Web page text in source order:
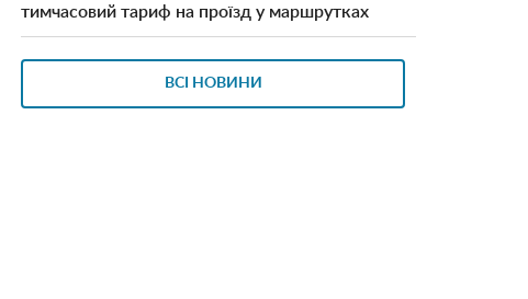
тимчасовий тариф на проїзд у маршрутках
ВСІ НОВИНИ